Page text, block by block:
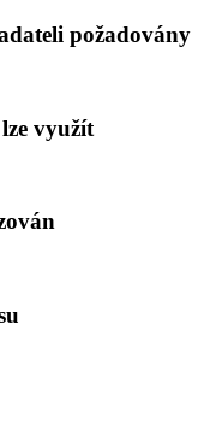
požadovány
využít